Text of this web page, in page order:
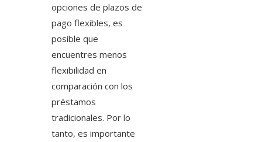
opciones de plazos de
pago flexibles, es
posible que
encuentres menos
flexibilidad en
comparación con los
préstamos
tradicionales. Por lo
tanto, es importante